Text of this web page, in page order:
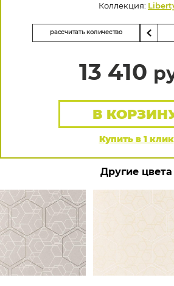
Коллекция:
рассчитать количество
13 410
Купить в 1 клик
В
Другие цвета